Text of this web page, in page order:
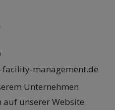
facility-management.de
Unternehmen
unserer Website